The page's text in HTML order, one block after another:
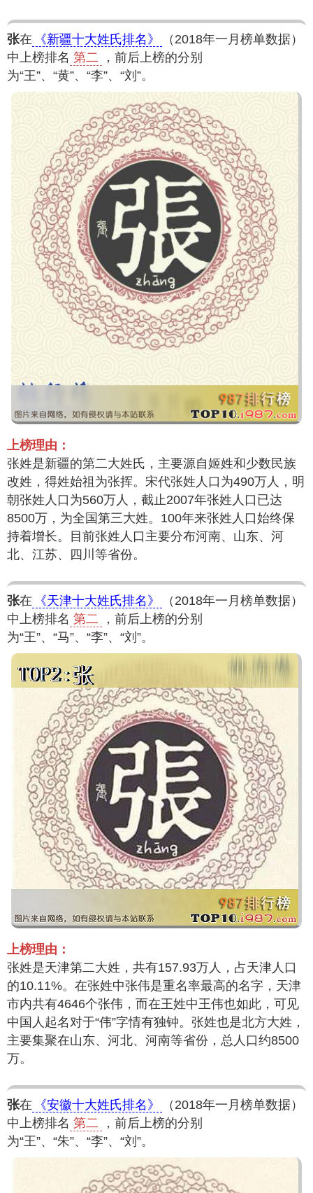
张在 《新疆十大姓氏排名》
（2018年一月榜单数据）
中上榜排名 第二
，前后上榜的分别
为“王”、“黄”、“李”、“刘”。
上榜理由：
张姓是新疆的第二大姓氏，主要源自姬姓和少数民族
改姓，得姓始祖为张挥。宋代张姓人口为490万人，明
朝张姓人口为560万人，截止2007年张姓人口已达
8500万，为全国第三大姓。100年来张姓人口始终保
持着增长。目前张姓人口主要分布河南、山东、河
北、江苏、四川等省份。
张在 《天津十大姓氏排名》
（2018年一月榜单数据）
中上榜排名 第二
，前后上榜的分别
为“王”、“马”、“李”、“刘”。
上榜理由：
张姓是天津第二大姓，共有157.93万人，占天津人口
的10.11%。在张姓中张伟是重名率最高的名字，天津
市内共有4646个张伟，而在王姓中王伟也如此，可见
中国人起名对于“伟”字情有独钟。张姓也是北方大姓，
主要集聚在山东、河北、河南等省份，总人口约8500
万。
张在 《安徽十大姓氏排名》
（2018年一月榜单数据）
中上榜排名 第二
，前后上榜的分别
为“王”、“朱”、“李”、“刘”。